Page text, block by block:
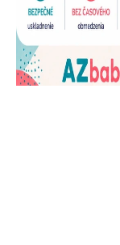
J
Ň
U